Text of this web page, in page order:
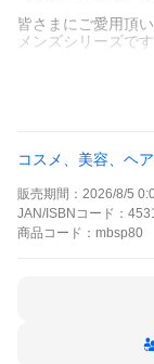
皆さまにご愛用頂
メンズシリーズです
旦那様や息子さん
もちろん女性の方
コスメ、美容、ヘ
販売期間： 2026/8/5
JAN/ISBNコード：
商品 コード： mbsp80